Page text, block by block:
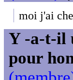
moi j'ai
Y -a-t-il
pour